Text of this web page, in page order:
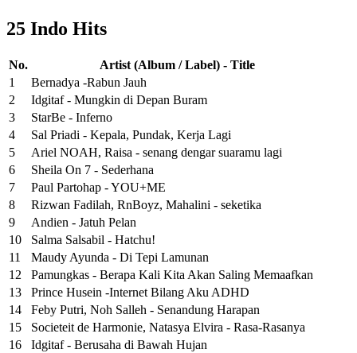
25 Indo Hits
No.
Artist (Album / Label) - Title
1
Bernadya -Rabun Jauh
2
Idgitaf - Mungkin di Depan Buram
3
StarBe - Inferno
4
Sal Priadi - Kepala, Pundak, Kerja Lagi
5
Ariel NOAH, Raisa - senang dengar suaramu lagi
6
Sheila On 7 - Sederhana
7
Paul Partohap - YOU+ME
8
Rizwan Fadilah, RnBoyz, Mahalini - seketika
9
Andien - Jatuh Pelan
10
Salma Salsabil - Hatchu!
11
Maudy Ayunda - Di Tepi Lamunan
12
Pamungkas - Berapa Kali Kita Akan Saling Memaafkan
13
Prince Husein -Internet Bilang Aku ADHD
14
Feby Putri, Noh Salleh - Senandung Harapan
15
Societeit de Harmonie, Natasya Elvira - Rasa-Rasanya
16
Idgitaf - Berusaha di Bawah Hujan